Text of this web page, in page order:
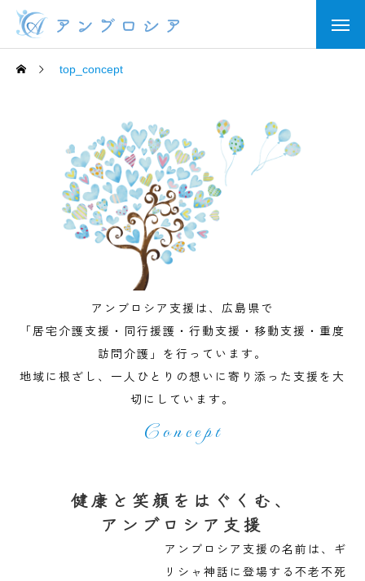
top_concept
アンブロシア支援は、広島県で
「居宅介護支援・同行援護・行動支援・移動支援・重度
訪問介護」を行っています。
地域に根ざし、一人ひとりの想いに寄り添った支援を大
切にしています。
Concept
健康と笑顔をはぐくむ、
アンブロシア支援
アンブロシア支援の名前は、ギ
リシャ神話に登場する不老不死